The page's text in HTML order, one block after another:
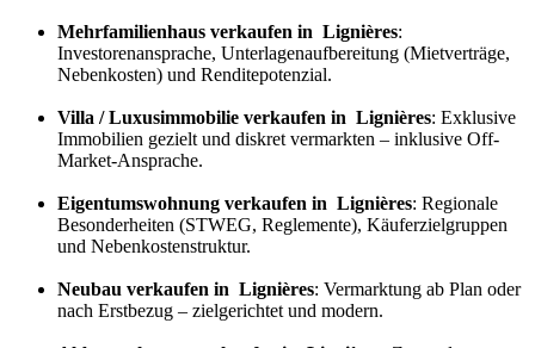
Mehrfamilienhaus verkaufen in Lignières:
Investorenansprache, Unterlagenaufbereitung (Mietverträge,
Nebenkosten) und Renditepotenzial.
Villa / Luxusimmobilie verkaufen in Lignières: Exklusive
Immobilien gezielt und diskret vermarkten – inklusive Off-
Market-Ansprache.
Eigentumswohnung verkaufen in Lignières: Regionale
Besonderheiten (STWEG, Reglemente), Käuferzielgruppen
und Nebenkostenstruktur.
Neubau verkaufen in Lignières: Vermarktung ab Plan oder
nach Erstbezug – zielgerichtet und modern.